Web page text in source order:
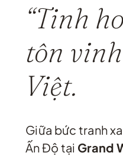
“Tinh
tôn
Việt.
Giữa bức tranh
Ấn Độ tại Grand